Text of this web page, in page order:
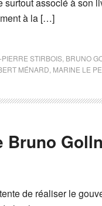
à la […]
STIRBOIS BRUNO
MÉNARD MARINE LE
Bruno
de réaliser le